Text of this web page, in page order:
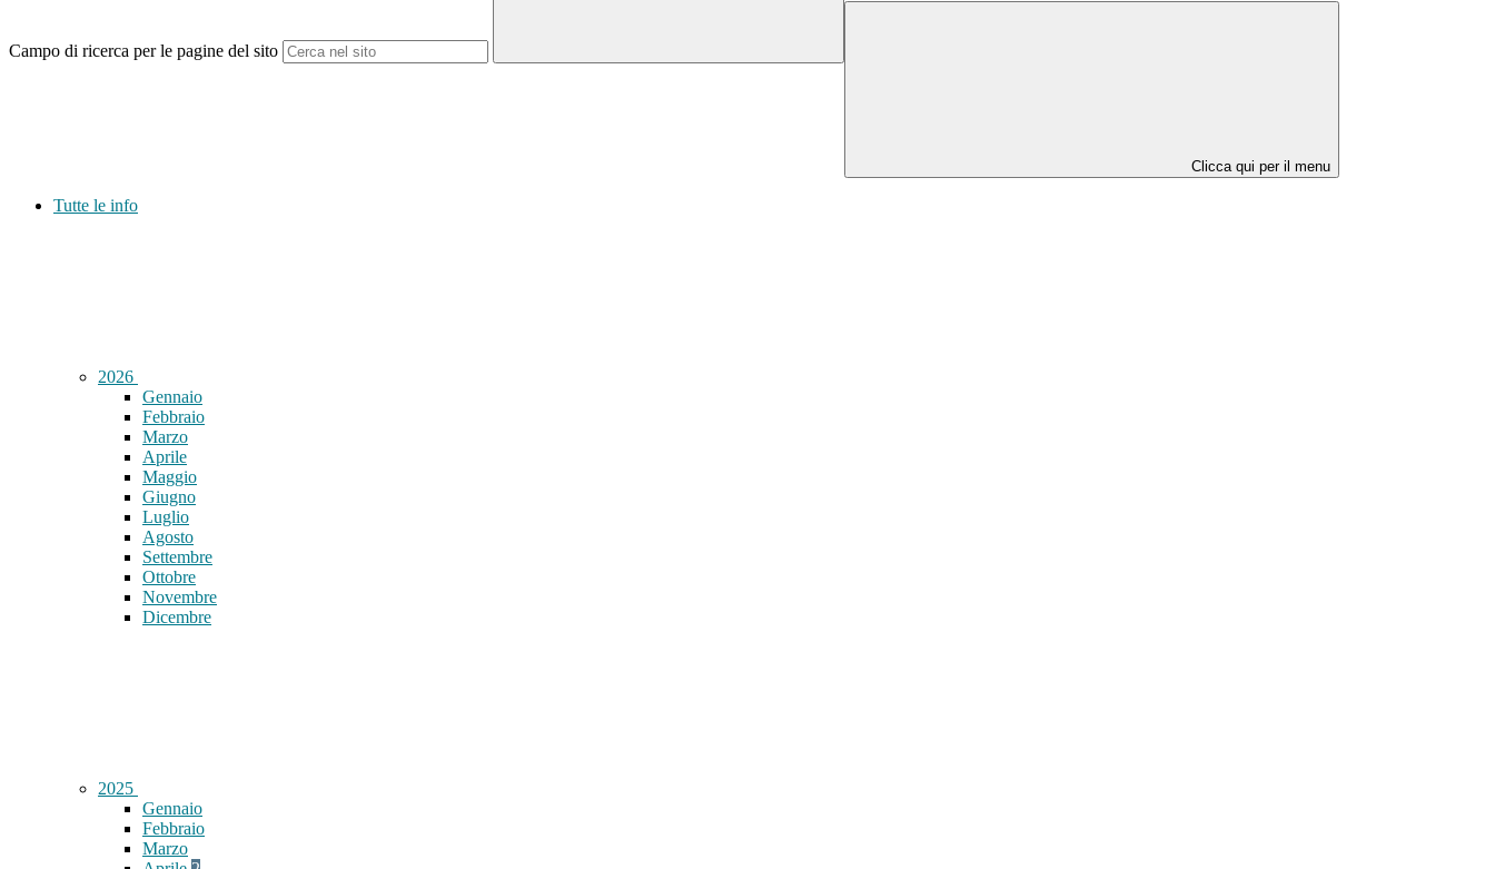
Campo di ricerca per le pagine del sito
Clicca qui per il menu
Tutte le info
2026
Gennaio
Febbraio
Marzo
Aprile
Maggio
Giugno
Luglio
Agosto
Settembre
Ottobre
Novembre
Dicembre
2025
Gennaio
Febbraio
Marzo